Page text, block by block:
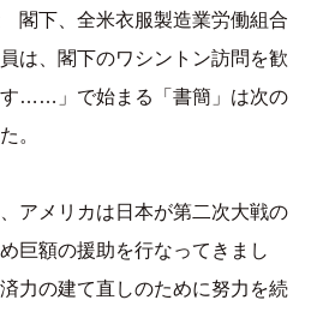
閣下、全米衣服製造業労働組合
は、閣下のワシントン訪問を歓
……」で始まる「書簡」は次の
。
アメリカは日本が第二次大戦の
巨額の援助を行なってきまし
力の建て直しのために努力を続